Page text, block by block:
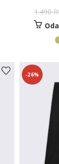
1.490
-26%